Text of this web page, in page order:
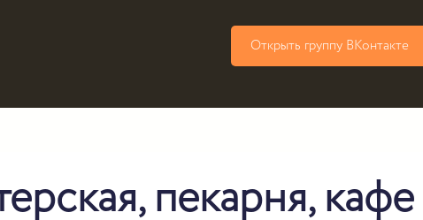
Открыть группу ВКонтакте
пекарня, кафе